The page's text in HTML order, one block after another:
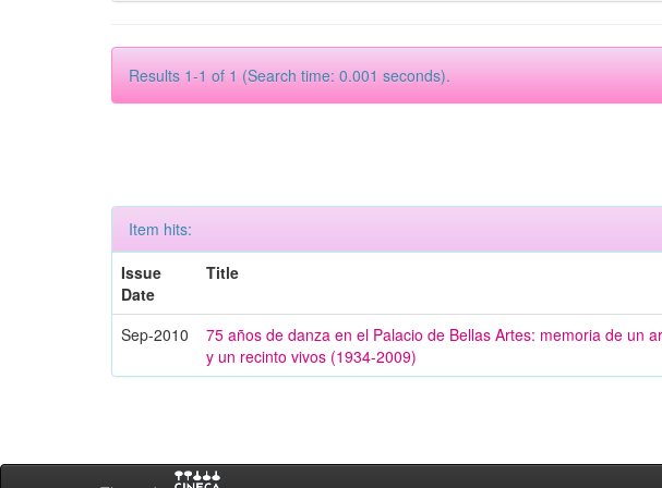
Results 1-1 of 1 (Search time: 0.001 seconds).
Item hits:
Issue
Date
Title
Sep-2010
75 años de danza en el Palacio de Bellas Artes: memoria de un
y un recinto vivos (1934-2009)